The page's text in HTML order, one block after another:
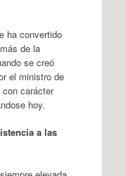
ha convertido
de la
se creó
el ministro de
con carácter
hoy.
a las